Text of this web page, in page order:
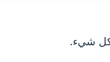
كل شيء.